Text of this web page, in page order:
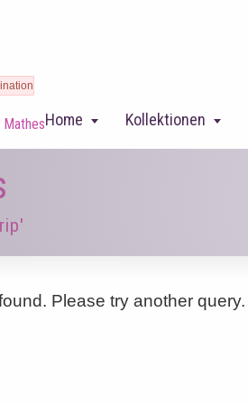
Home Kollektionen
Please try another query.